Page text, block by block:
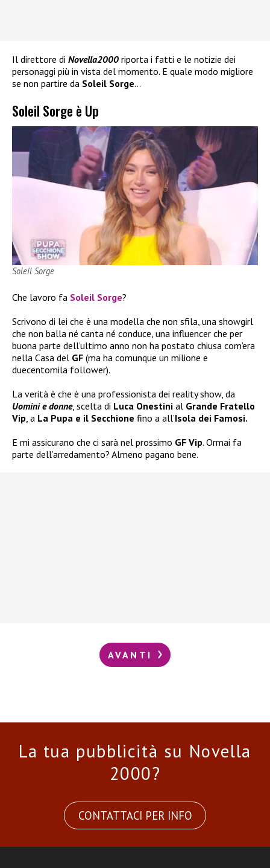
Il direttore di Novella2000 riporta i fatti e le notizie dei
personaggi più in vista del momento. E quale modo migliore
se non partire da Soleil Sorge…
Soleil Sorge è Up
Soleil Sorge
Che lavoro fa Soleil Sorge?
Scrivono di lei che è una modella che non sfila, una showgirl
che non balla né canta né conduce, una influencer che per
buona parte dell’ultimo anno non ha postato chiusa com’era
nella Casa del GF (ma ha comunque un milione e
duecentomila follower).
La verità è che è una professionista dei reality show, da
Uomini e donne, scelta di Luca Onestini al Grande Fratello
Vip , a La Pupa e il Secchione fino a all’Isola dei Famosi.
E mi assicurano che ci sarà nel prossimo GF Vip. Ormai fa
parte dell’arredamento? Almeno pagano bene.
AVANTI
La tua pubblicità su Novella
2000?
CONTATTACI PER INFO